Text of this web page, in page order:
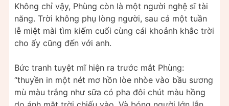
Không chỉ vậy, Phùng còn là một người nghệ sĩ tài
năng. Trời không phụ lòng người, sau cả một tuần
lễ miệt mài tìm kiếm cuối cùng cái khoảnh khắc trời
cho ấy cũng đến với anh.
Bức tranh tuyệt mĩ hiện ra trước mắt Phùng:
“thuyền in một nét mơ hồn lòe nhòe vào bầu sương
mù màu trắng như sữa có pha đôi chút màu hồng